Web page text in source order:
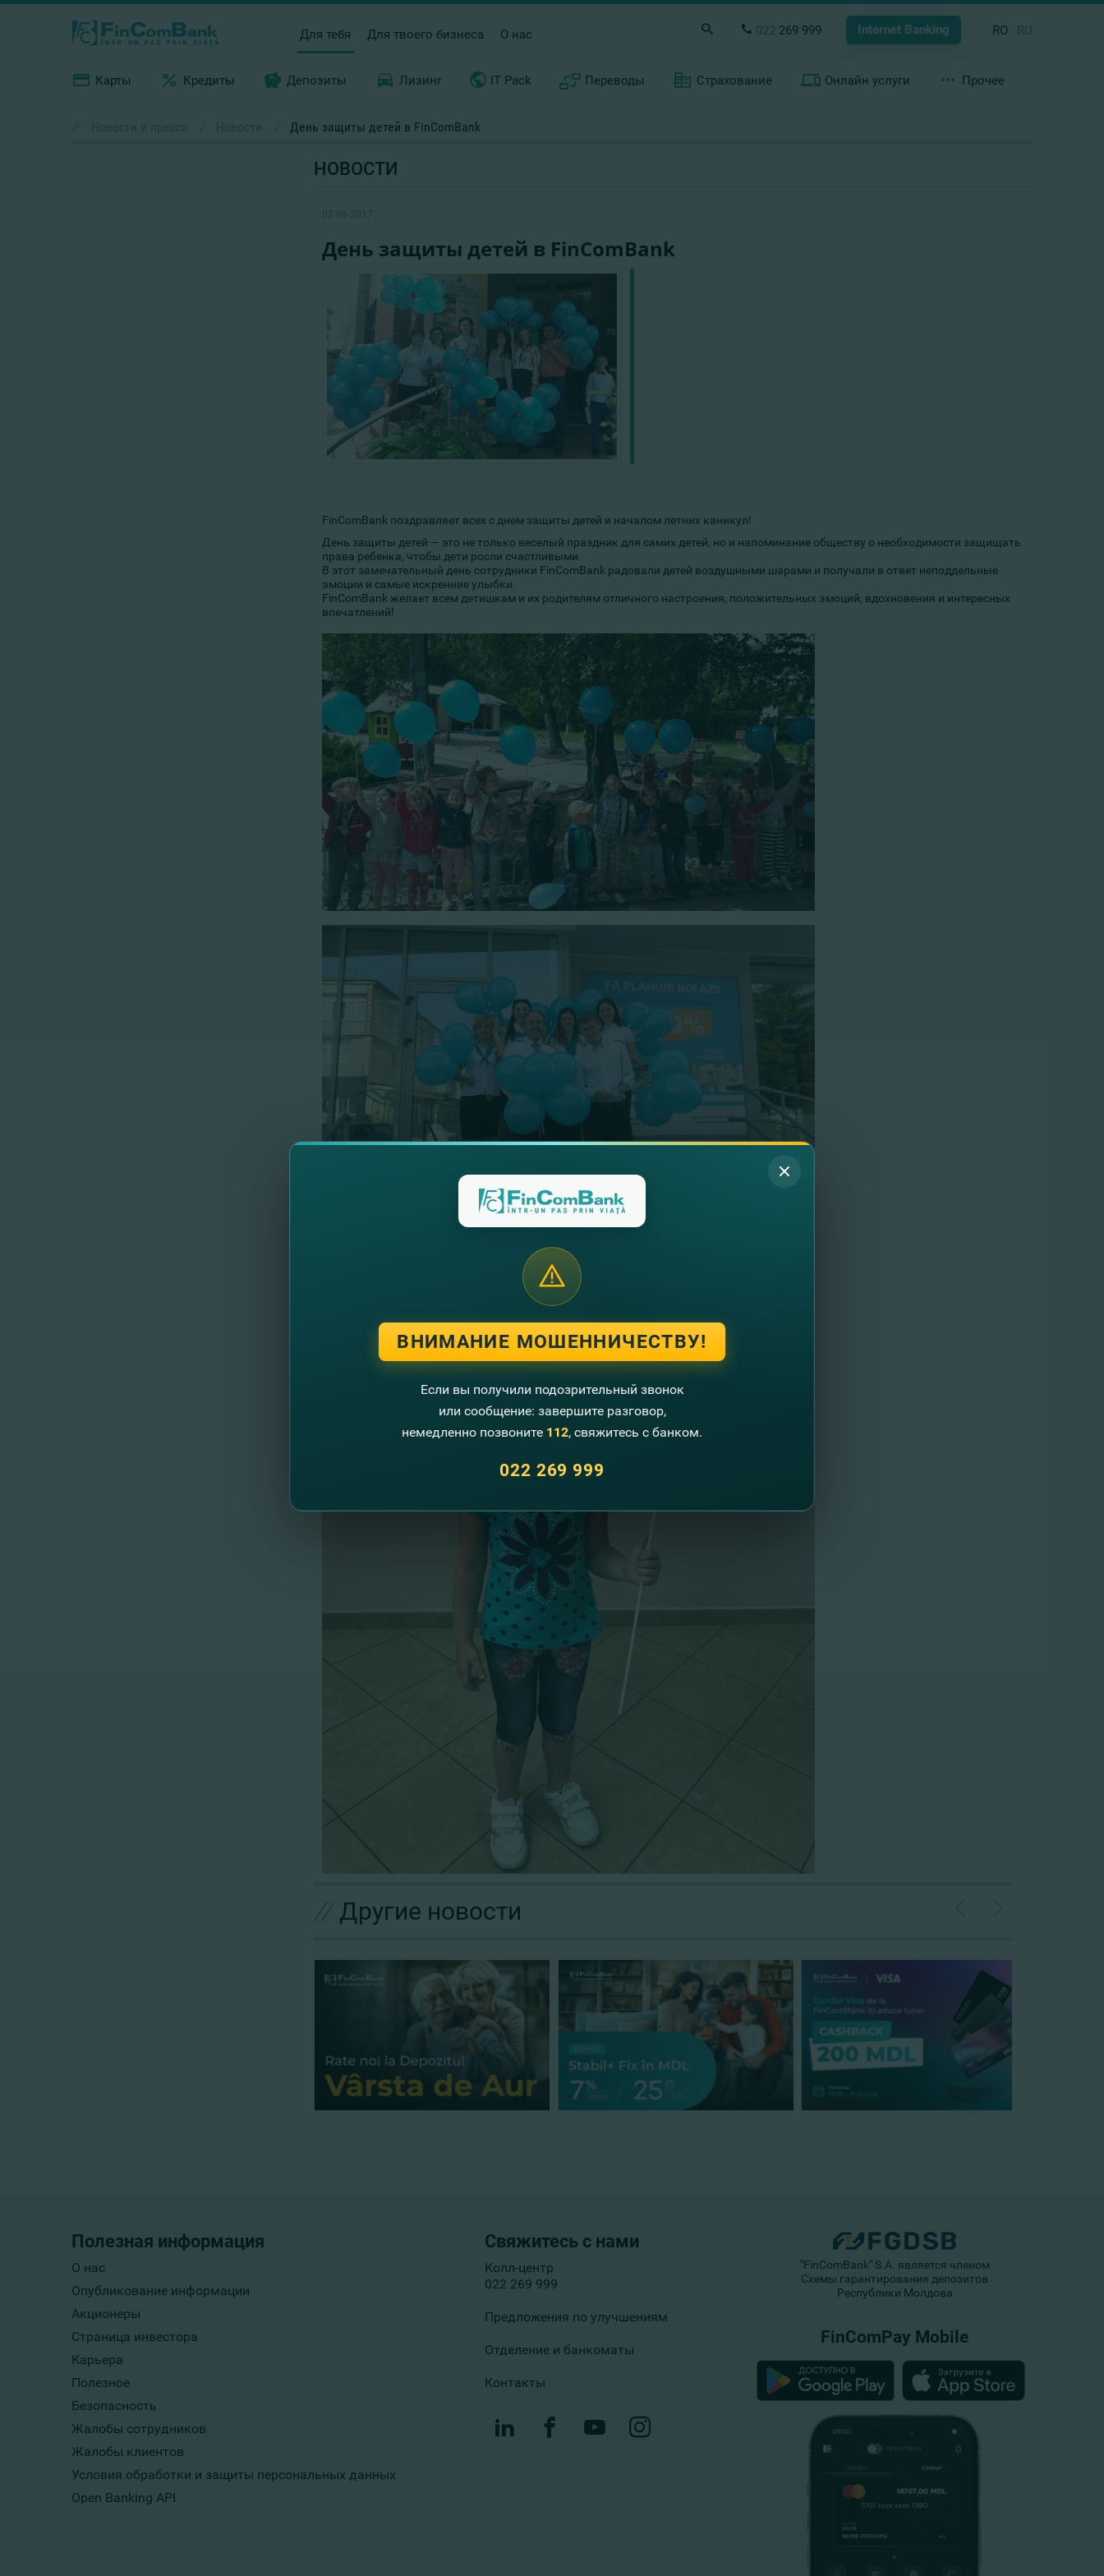
Для тебя Для твоего бизнеса О нас 022 269 999 Internet Banking RO RU
Карты Кредиты Депозиты Лизинг IT Pack Переводы Страхование Онлайн услуги Прочее
День защиты детей в FinComBank
НОВОСТИ
02.06.2017
День защиты детей в FinComBank
FinComBank поздравляет всех с днем защиты детей и началом летних каникул!
День защиты детей — это не только веселый праздник для самих детей, но и напоминание обществу о необходимости защищать
права ребенка, чтобы дети росли счастливыми.
В этот замечательный день сотрудники FinComBank радовали детей воздушными шарами и получали в ответ неподдельные
эмоции и самые искренние улыбки.
FinComBank желает всем детишкам и их родителям отличного настроения, положительных эмоций, вдохновения и интересных
впечатлений!
Другие новости
Полезная информация
О нас
Опубликование информации
Акционеры
Страница инвестора
Карьера
Полезное
Безопасность
Жалобы сотрудников
Жалобы клиентов
Условия обработки и защиты персональных данных
Open Banking API
Свяжитесь с нами
Колл-центр
022 269 999
Предложения по улучшениям
Отделение и банкоматы
Контакты
"FinComBank" S.A. является членом
Схемы гарантирования депозитов
Республики Молдова
FinComPay Mobile
ВНИМАНИЕ МОШЕННИЧЕСТВУ!
Если вы получили подозрительный звонок
или сообщение: завершите разговор,
немедленно позвоните 112, свяжитесь с банком.
022 269 999